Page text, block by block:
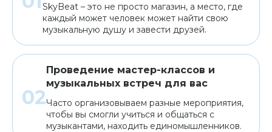
SkyBeat – это не просто магазин, а место, где
каждый может человек может найти свою
музыкальную душу и завести друзей.
Проведение мастер-классов и
музыкальных встреч для вас
Часто организовываем разные мероприятия,
чтобы вы смогли учиться и общаться с
музыкантами, находить единомышленников.